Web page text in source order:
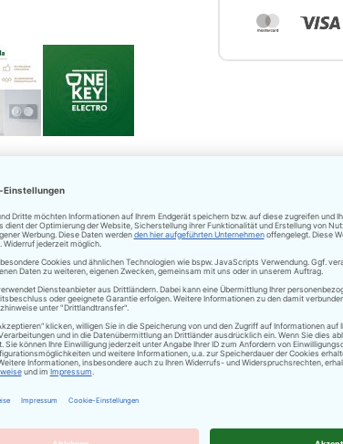
2fach, senkrecht
von der kristallinen Glätte des
werden und eignet sich so auch
er vertikal installiert werden kann und zwei
und einen Dimmer.
aktuellen Farben erhältlich: klassisches
und schaffen so viele